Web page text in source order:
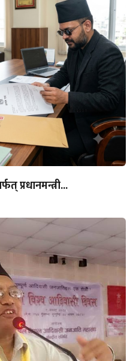
प्रधानमन्त्री...